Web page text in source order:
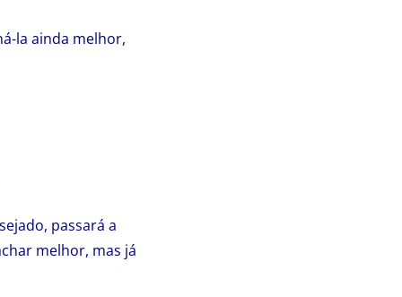
la ainda melhor,
passará a
melhor, mas já